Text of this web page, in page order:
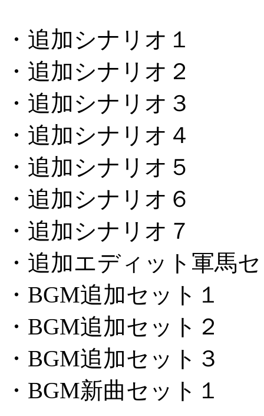
・追加シナリオ１
・追加シナリオ２
・追加シナリオ３
・追加シナリオ４
・追加シナリオ５
・追加シナリオ６
・追加シナリオ７
・追加エディット軍馬
・BGM追加セット１
・BGM追加セット２
・BGM追加セット３
・BGM新曲セット１